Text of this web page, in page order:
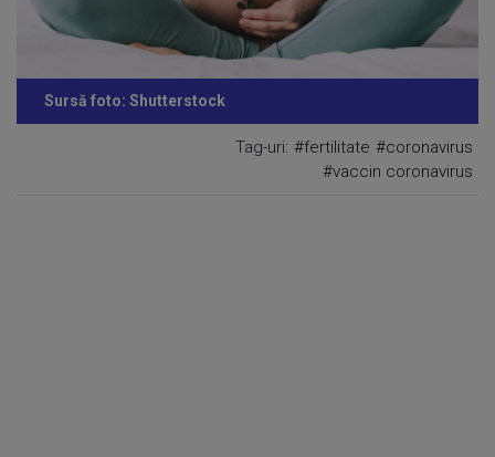
Sursă foto: Shutterstock
Tag-uri: #fertilitate #coronavirus
#vaccin coronavirus